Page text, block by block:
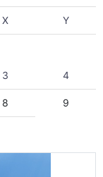
X Y
3 4
8 9